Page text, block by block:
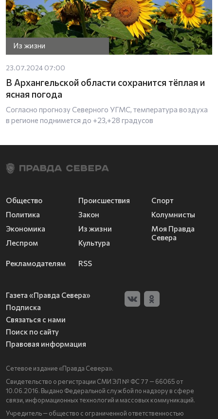
Из жизни
23.07.2024 07:00
В Архангельской области сохранится тёплая и
ясная погода
Согласно прогнозу Северного УГМС, температура воздуха
в регионе поднимется до +23,+28 градусов
Общество
Политика
Экономика
Леспром
Происшествия
Закон
Из жизни
Культура
Спорт
Колумнисты
Моя Правда
Севера
Рекламодателям RSS
Газета «Правда Севера»
Подписка
Связаться с нами
Поиск по сайту
Правовая информация
Сетевое издание «Правда Севера».
Свидетельство о регистрации СМИ ЭЛ № ФС 77 — 66065 от
10.06.2016. Выдано Федеральной службой по надзору в сфере
связи, информационных технологий и массовых коммуникаций.
Учредитель — общество с ограниченной ответственностью